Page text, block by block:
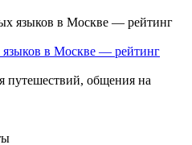
в Москве — рейтинг
путешествий, общения на